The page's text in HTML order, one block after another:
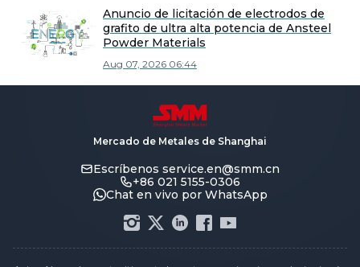
Anuncio de licitación de electrodos de
grafito de ultra alta potencia de Ansteel
Powder Materials
Aug 07, 2026 06:44
Mercado de Metales de Shanghai
Escríbenos service.en@smm.cn
+86 021 5155-0306
Chat en vivo por WhatsApp